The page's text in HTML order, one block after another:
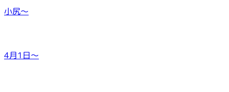
小尻～
4月1日～